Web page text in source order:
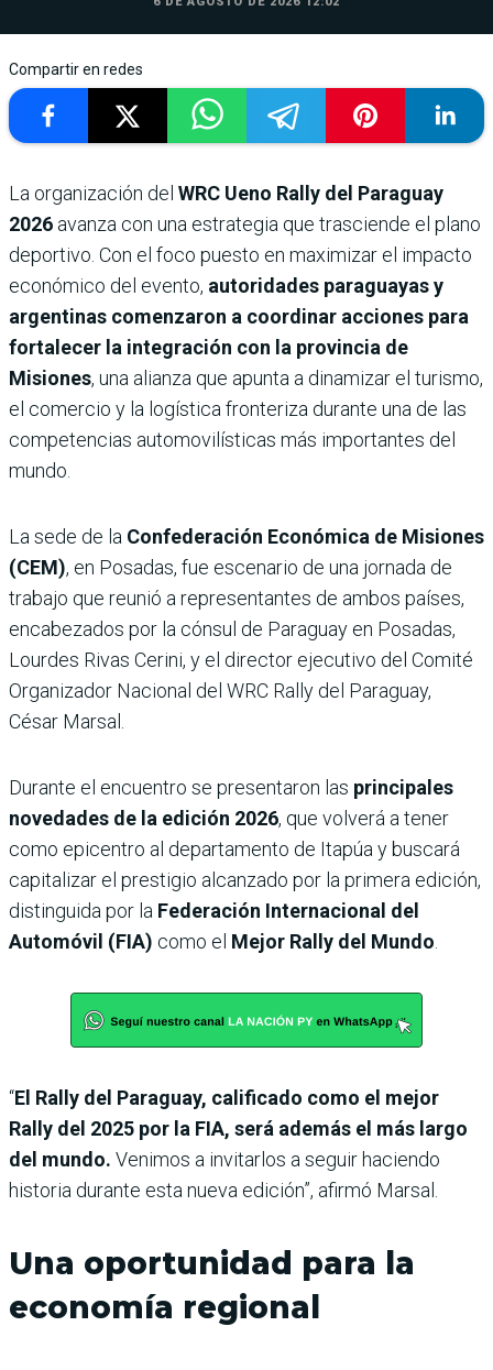
Compartir en redes
La organización del WRC Ueno Rally del Paraguay
2026 avanza con una estrategia que trasciende el plano
deportivo. Con el foco puesto en maximizar el impacto
económico del evento, autoridades paraguayas y
argentinas comenzaron a coordinar acciones para
fortalecer la integración con la provincia de
Misiones, una alianza que apunta a dinamizar el turismo,
el comercio y la logística fronteriza durante una de las
competencias automovilísticas más importantes del
mundo.
La sede de la Confederación Económica de Misiones
(CEM), en Posadas, fue escenario de una jornada de
trabajo que reunió a representantes de ambos países,
encabezados por la cónsul de Paraguay en Posadas,
Lourdes Rivas Cerini, y el director ejecutivo del Comité
Organizador Nacional del WRC Rally del Paraguay,
César Marsal.
Durante el encuentro se presentaron las principales
novedades de la edición 2026, que volverá a tener
como epicentro al departamento de Itapúa y buscará
capitalizar el prestigio alcanzado por la primera edición,
distinguida por la Federación Internacional del
Automóvil (FIA) como el Mejor Rally del Mundo
“El Rally del Paraguay, calificado como el mejor
Rally del 2025 por la FIA, será además el más largo
del mundo. Venimos a invitarlos a seguir haciendo
historia durante esta nueva edición”, afirmó Marsal.
Una oportunidad para la
economía regional